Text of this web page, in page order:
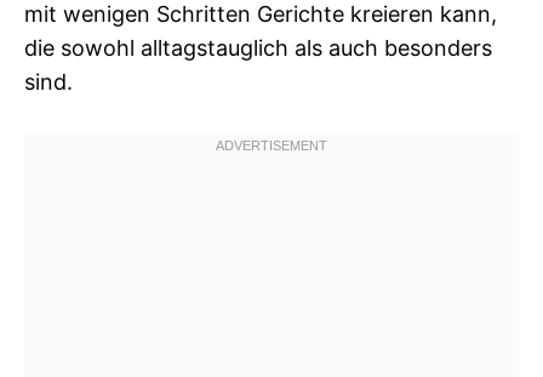
mit wenigen Schritten Gerichte kreieren kann,
die sowohl alltagstauglich als auch besonders
sind.